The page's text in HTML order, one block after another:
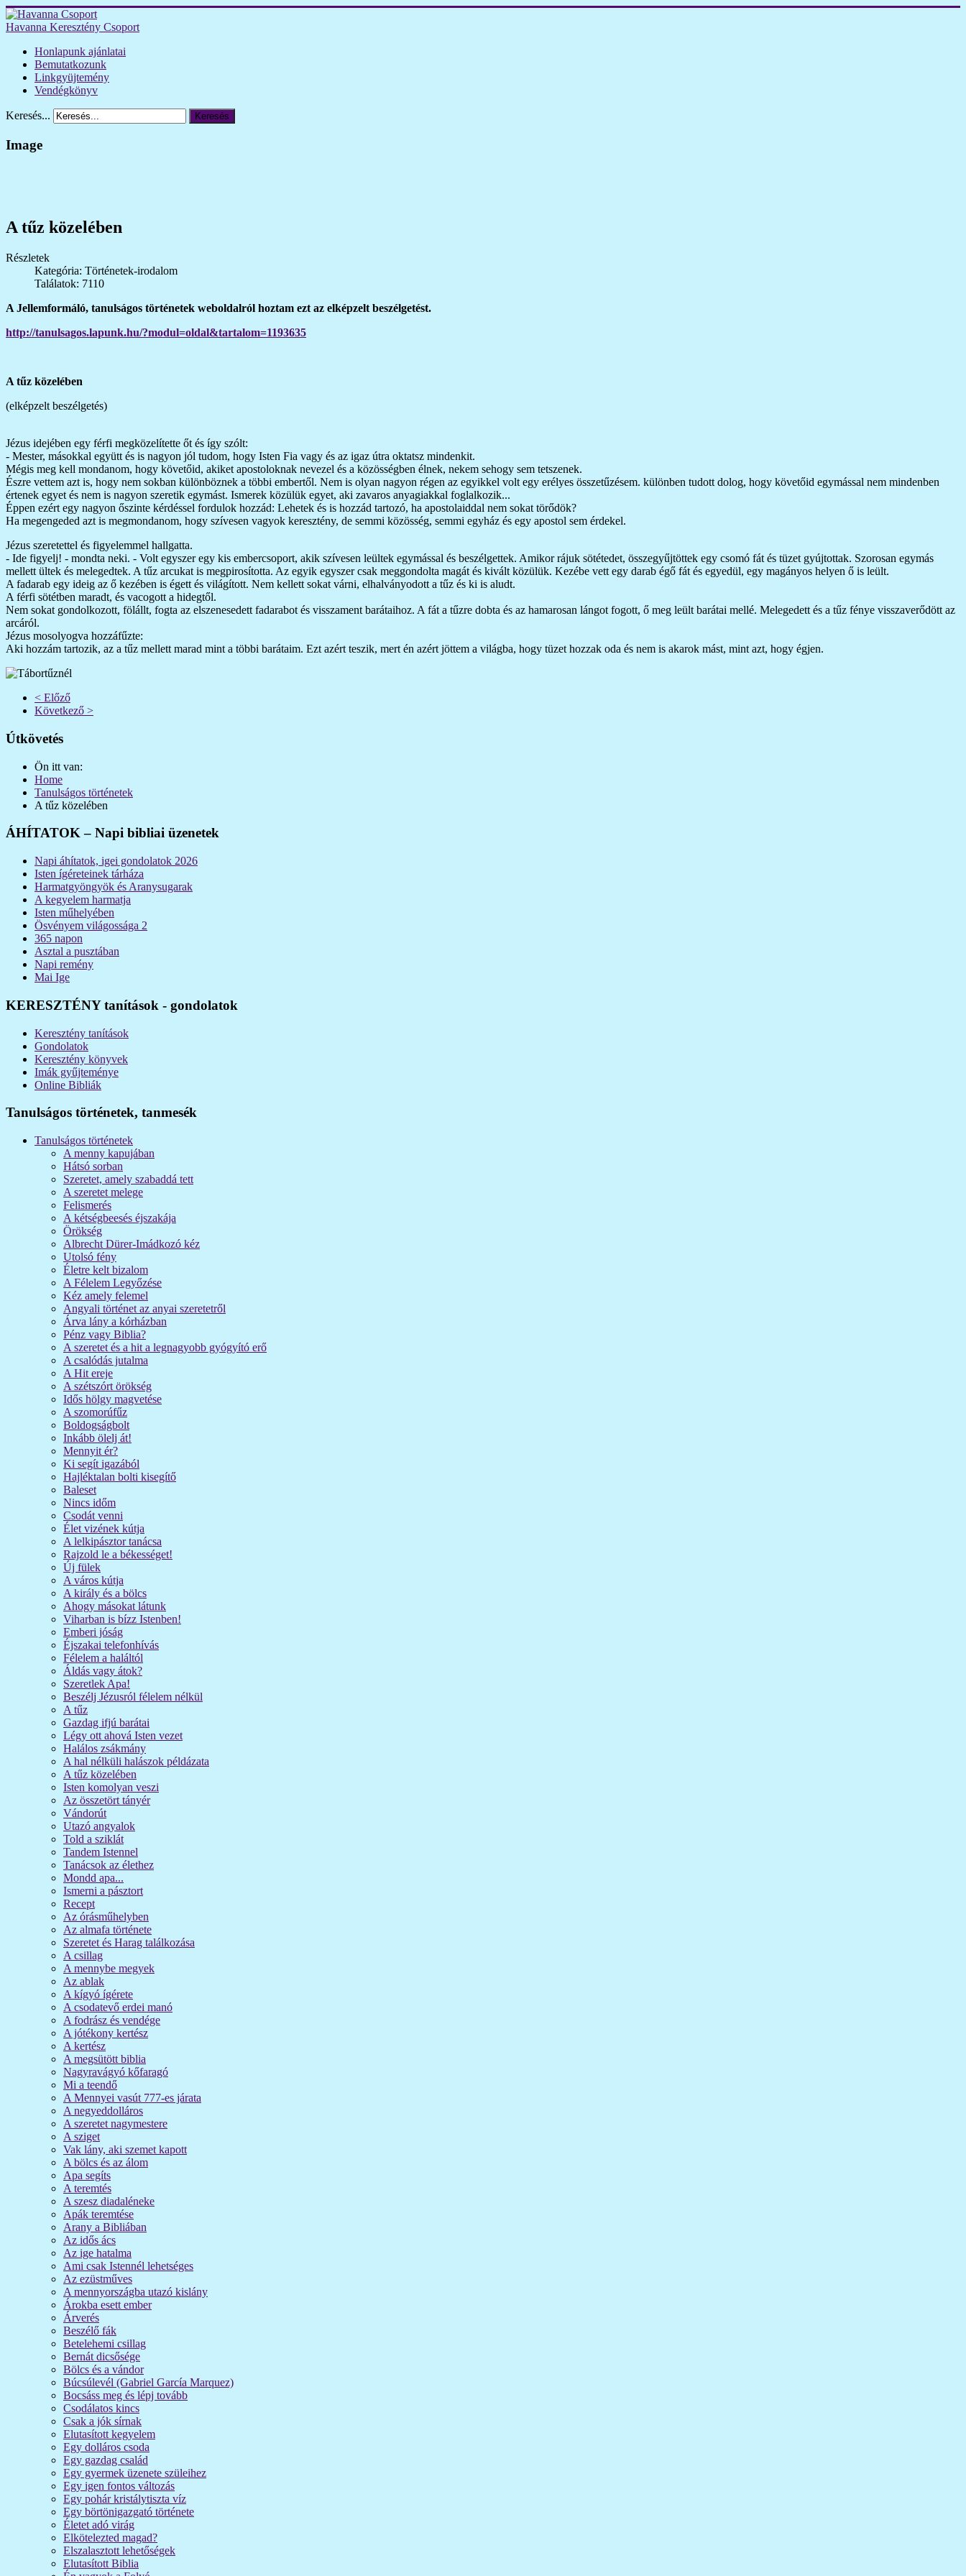
Havanna Keresztény Csoport
Honlapunk ajánlatai
Bemutatkozunk
Linkgyüjtemény
Vendégkönyv
Keresés... Keresés
Image
A tűz közelében
Részletek
Kategória: Történetek-irodalom
Találatok: 7110
A Jellemformáló, tanulságos történetek weboldalról hoztam ezt az elképzelt beszélgetést.
http://tanulsagos.lapunk.hu/?modul=oldal&tartalom=1193635
A tűz közelében
(elképzelt beszélgetés)
Jézus idejében egy férfi megközelítette őt és így szólt:
- Mester, másokkal együtt és is nagyon jól tudom, hogy Isten Fia vagy és az igaz útra oktatsz mindenkit.
Mégis meg kell mondanom, hogy követőid, akiket apostoloknak nevezel és a közösségben élnek, nekem sehogy sem tetszenek.
Észre vettem azt is, hogy nem sokban különböznek a többi embertől. Nem is olyan nagyon régen az egyikkel volt egy erélyes összetűzésem. különben tudott dolog, hogy követőid egymással nem mindenben
értenek egyet és nem is nagyon szeretik egymást. Ismerek közülük egyet, aki zavaros anyagiakkal foglalkozik...
Éppen ezért egy nagyon őszinte kérdéssel fordulok hozzád: Lehetek és is hozzád tartozó, ha apostolaiddal nem sokat törődök?
Ha megengeded azt is megmondanom, hogy szívesen vagyok keresztény, de semmi közösség, semmi egyház és egy apostol sem érdekel.
Jézus szeretettel és figyelemmel hallgatta.
- Ide figyelj! - mondta neki. - Volt egyszer egy kis embercsoport, akik szívesen leültek egymással és beszélgettek. Amikor rájuk sötétedet, összegyűjtöttek egy csomó fát és tüzet gyújtottak. Szorosan egymás
mellett ültek és melegedtek. A tűz arcukat is megpirosította. Az egyik egyszer csak meggondolta magát és kivált közülük. Kezébe vett egy darab égő fát és egyedül, egy magányos helyen ő is leült.
A fadarab egy ideig az ő kezében is égett és világított. Nem kellett sokat várni, elhalványodott a tűz és ki is aludt.
A férfi sötétben maradt, és vacogott a hidegtől.
Nem sokat gondolkozott, fölállt, fogta az elszenesedett fadarabot és visszament barátaihoz. A fát a tűzre dobta és az hamarosan lángot fogott, ő meg leült barátai mellé. Melegedett és a tűz fénye visszaverődött az
arcáról.
Jézus mosolyogva hozzáfűzte:
Aki hozzám tartozik, az a tűz mellett marad mint a többi barátaim. Ezt azért teszik, mert én azért jöttem a világba, hogy tüzet hozzak oda és nem is akarok mást, mint azt, hogy égjen.
< Előző
Következő >
Útkövetés
Ön itt van:
Home
Tanulságos történetek
A tűz közelében
ÁHÍTATOK – Napi bibliai üzenetek
Napi áhítatok, igei gondolatok 2026
Isten ígéreteinek tárháza
Harmatgyöngyök és Aranysugarak
A kegyelem harmatja
Isten műhelyében
Ösvényem világossága 2
365 napon
Asztal a pusztában
Napi remény
Mai Ige
KERESZTÉNY tanítások - gondolatok
Keresztény tanítások
Gondolatok
Keresztény könyvek
Imák gyűjteménye
Online Bibliák
Tanulságos történetek, tanmesék
Tanulságos történetek
A menny kapujában
Hátsó sorban
Szeretet, amely szabaddá tett
A szeretet melege
Felismerés
A kétségbeesés éjszakája
Örökség
Albrecht Dürer-Imádkozó kéz
Utolsó fény
Életre kelt bizalom
A Félelem Legyőzése
Kéz amely felemel
Angyali történet az anyai szeretetről
Árva lány a kórházban
Pénz vagy Biblia?
A szeretet és a hit a legnagyobb gyógyító erő
A csalódás jutalma
A Hit ereje
A szétszórt örökség
Idős hölgy magvetése
A szomorúfűz
Boldogságbolt
Inkább ölelj át!
Mennyit ér?
Ki segít igazából
Hajléktalan bolti kisegítő
Baleset
Nincs időm
Csodát venni
Élet vizének kútja
A lelkipásztor tanácsa
Rajzold le a békességet!
Új fülek
A város kútja
A király és a bölcs
Ahogy másokat látunk
Viharban is bízz Istenben!
Emberi jóság
Éjszakai telefonhívás
Félelem a haláltól
Áldás vagy átok?
Szeretlek Apa!
Beszélj Jézusról félelem nélkül
A tűz
Gazdag ifjú barátai
Légy ott ahová Isten vezet
Halálos zsákmány
A hal nélküli halászok példázata
A tűz közelében
Isten komolyan veszi
Az összetört tányér
Vándorút
Utazó angyalok
Told a sziklát
Tandem Istennel
Tanácsok az élethez
Mondd apa...
Ismerni a pásztort
Recept
Az órásműhelyben
Az almafa története
Szeretet és Harag találkozása
A csillag
A mennybe megyek
Az ablak
A kígyó ígérete
A csodatevő erdei manó
A fodrász és vendége
A jótékony kertész
A kertész
A megsütött biblia
Nagyravágyó kőfaragó
Mi a teendő
A Mennyei vasút 777-es járata
A negyeddolláros
A szeretet nagymestere
A sziget
Vak lány, aki szemet kapott
A bölcs és az álom
Apa segíts
A teremtés
A szesz diadaléneke
Apák teremtése
Arany a Bibliában
Az idős ács
Az ige hatalma
Ami csak Istennél lehetséges
Az ezüstműves
A mennyországba utazó kislány
Árokba esett ember
Árverés
Beszélő fák
Betelehemi csillag
Bernát dicsősége
Bölcs és a vándor
Búcsúlevél (Gabriel García Marquez)
Bocsáss meg és lépj tovább
Csodálatos kincs
Csak a jók sírnak
Elutasított kegyelem
Egy dolláros csoda
Egy gazdag család
Egy gyermek üzenete szüleihez
Egy igen fontos változás
Egy pohár kristálytiszta víz
Egy börtönigazgató története
Életet adó virág
Elkötelezted magad?
Elszalasztott lehetőségek
Elutasított Biblia